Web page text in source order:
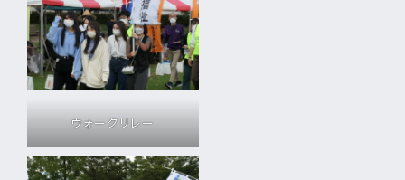
ウォークリレー